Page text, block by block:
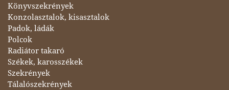
Könyvszekrények
Konzolasztalok, kisasztalok
Padok, ládák
Polcok
Radiátor takaró
Székek, karosszékek
Szekrények
Tálalószekrények